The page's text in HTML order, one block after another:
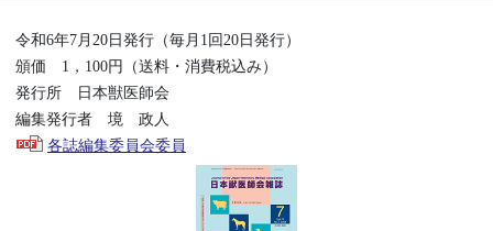
令和6年7月20日発行（毎月1回20日発行）
頒価 1，100円（送料・消費税込み）
発行所 日本獣医師会
編集発行者 境 政人
各誌編集委員会委員